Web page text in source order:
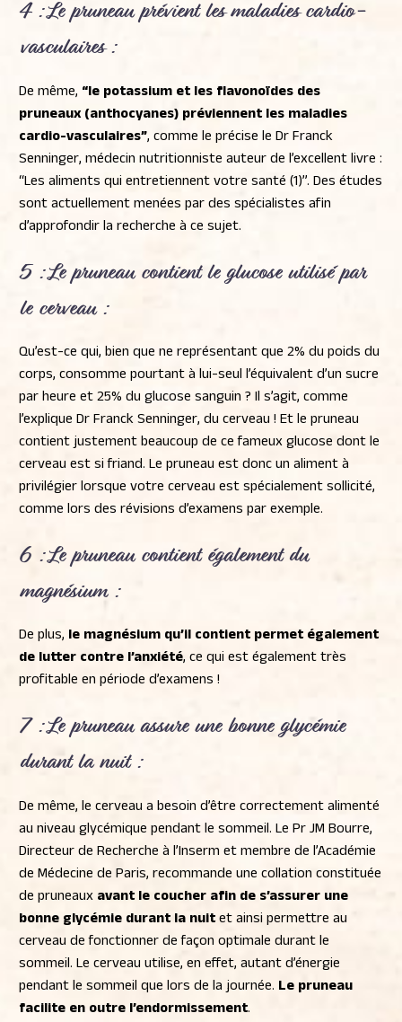
4 : Le pruneauprévient les maladies cardio-
vasculaires:
De même, “le potassium et les flavonoïdes des
pruneaux (anthocyanes) préviennent les maladies
cardio-vasculaires”, comme le précise le Dr Franck
Senninger, médecin nutritionniste auteur de l’excellent livre :
“Les aliments qui entretiennent votre santé (1)”. Des études
sont actuellement menées par des spécialistes afin
d’approfondir la recherche à ce sujet.
5 : Le pruneau contient le glucose utilisé par
le cerveau:
Qu’est-ce qui, bien que ne représentant que 2% du poids du
corps, consomme pourtant à lui-seul l’équivalent d’un sucre
par heure et 25% du glucose sanguin ? Il s’agit, comme
l’explique Dr Franck Senninger, du cerveau ! Et le pruneau
contient justement beaucoup de ce fameux glucose dont le
cerveau est si friand. Le pruneau est donc un aliment à
privilégier lorsque votre cerveau est spécialement sollicité,
comme lors des révisions d’examens par exemple.
6 : Le pruneau contient également du
magnésium:
De plus, le magnésium qu’il contient permet également
de lutter contre l’anxiété, ce qui est également très
profitable en période d’examens !
7 : Le pruneau assure une bonne glycémie
durant la nuit:
De même, le cerveau a besoin d’être correctement alimenté
au niveau glycémique pendant le sommeil. Le Pr JM Bourre,
Directeur de Recherche à l’Inserm et membre de l’Académie
de Médecine de Paris, recommande une collation constituée
de pruneaux avant le coucher afin de s’assurer une
bonne glycémie durant la nuitet ainsi permettre au
cerveau de fonctionner de façon optimale durant le
sommeil. Le cerveau utilise, en effet, autant d’énergie
pendant le sommeil que lors de la journée. Le pruneau
facilite en outre l’endormissement.